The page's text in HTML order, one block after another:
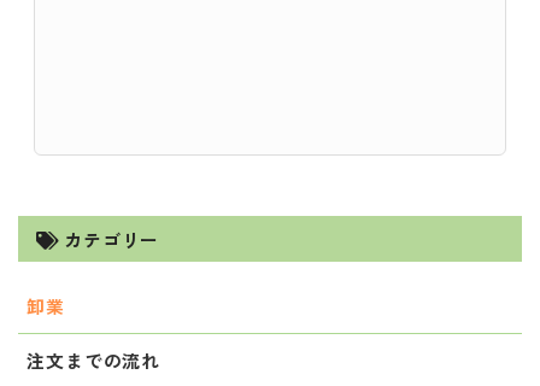
カテゴリー
卸業
注文までの流れ